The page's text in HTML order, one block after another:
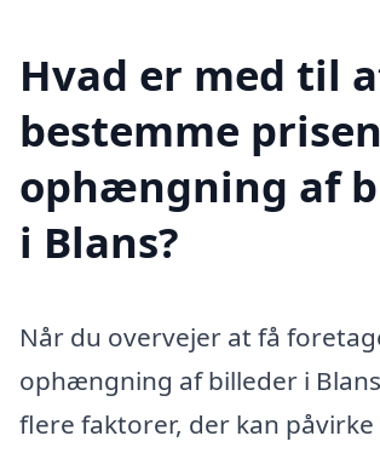
Hvad er med til
bestemme
ophængning af
i Blans?
Når du overvejer at få
ophængning af billeder i
flere faktorer, der kan